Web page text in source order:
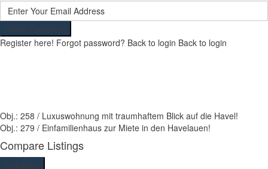
Reset Password
Register here! Forgot password? Back to login Back to login
Obj.: 258 / Luxuswohnung mit traumhaftem Blick auf die Havel!
Obj.: 279 / Einfamilienhaus zur Miete in den Havelauen!
Compare Listings
Compare